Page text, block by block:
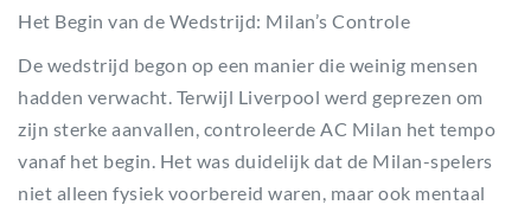
Het Begin van de Wedstrijd: Milan’s Controle
De wedstrijd begon op een manier die weinig mensen
hadden verwacht. Terwijl Liverpool werd geprezen om
zijn sterke aanvallen, controleerde AC Milan het tempo
vanaf het begin. Het was duidelijk dat de Milan-spelers
niet alleen fysiek voorbereid waren, maar ook mentaal